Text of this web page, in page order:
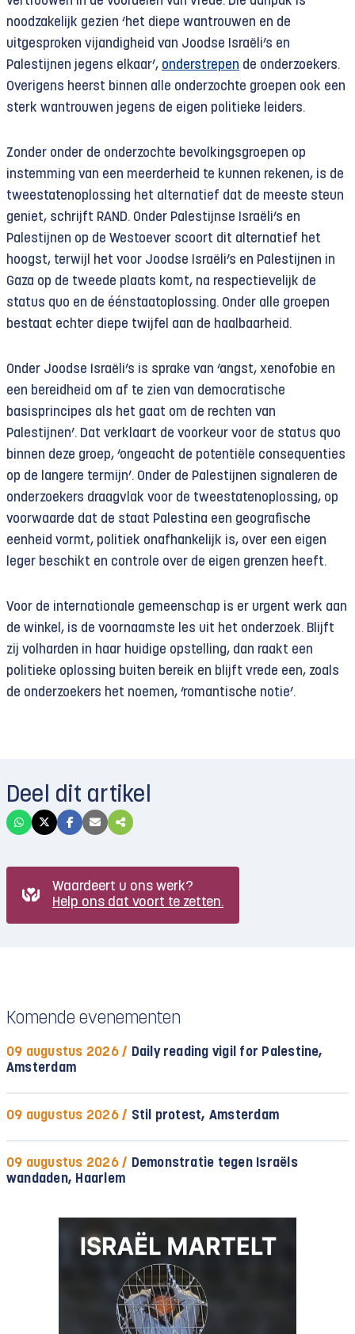
noodzakelijk gezien ‘het diepe wantrouwen en de
uitgesproken vijandigheid van Joodse Israëli’s en
Palestijnen jegens elkaar’, onderstrepen de onderzoekers.
Overigens heerst binnen alle onderzochte groepen ook een
sterk wantrouwen jegens de eigen politieke leiders.
Zonder onder de onderzochte bevolkingsgroepen op
instemming van een meerderheid te kunnen rekenen, is de
tweestatenoplossing het alternatief dat de meeste steun
geniet, schrijft RAND. Onder Palestijnse Israëli’s en
Palestijnen op de Westoever scoort dit alternatief het
hoogst, terwijl het voor Joodse Israëli’s en Palestijnen in
Gaza op de tweede plaats komt, na respectievelijk de
status quo en de éénstaatoplossing. Onder alle groepen
bestaat echter diepe twijfel aan de haalbaarheid.
Onder Joodse Israëli’s is sprake van ‘angst, xenofobie en
een bereidheid om af te zien van democratische
basisprincipes als het gaat om de rechten van
Palestijnen’. Dat verklaart de voorkeur voor de status quo
binnen deze groep, ‘ongeacht de potentiële consequenties
op de langere termijn’. Onder de Palestijnen signaleren de
onderzoekers draagvlak voor de tweestatenoplossing, op
voorwaarde dat de staat Palestina een geografische
eenheid vormt, politiek onafhankelijk is, over een eigen
leger beschikt en controle over de eigen grenzen heeft.
Voor de internationale gemeenschap is er urgent werk aan
de winkel, is de voornaamste les uit het onderzoek. Blijft
zij volharden in haar huidige opstelling, dan raakt een
politieke oplossing buiten bereik en blijft vrede een, zoals
de onderzoekers het noemen, ‘romantische notie’.
Deel dit artikel
Waardeert u ons werk?
Help ons dat voort te zetten.
Komende evenementen
09 augustus 2026 / Daily reading vigil for Palestine,
Amsterdam
09 augustus 2026 / Stil protest, Amsterdam
09 augustus 2026 / Demonstratie tegen Israëls
wandaden, Haarlem